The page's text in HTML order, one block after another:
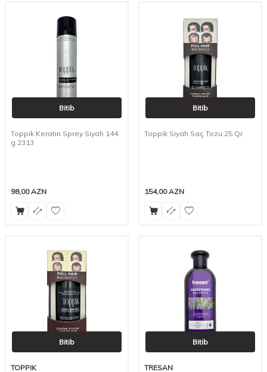
Bitib
Toppik Keratin Sprey Siyah 144
g 2313
98,00AZN
Bitib
Toppik Siyah Saç Tozu 25 Qr
154,00AZN
Bitib
TOPPIK
Bitib
TRESAN